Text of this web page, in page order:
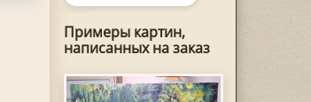
Примеры картин,
написанных на заказ